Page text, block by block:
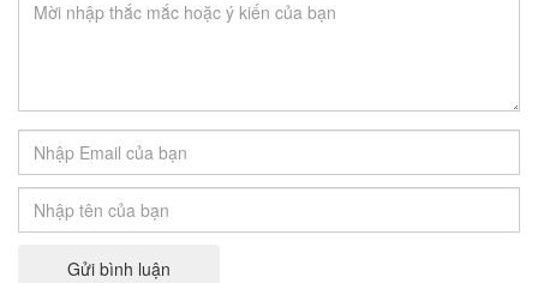
Phí Mới Toanh
Khóa học Capcut PC Quạ HD sẽ giúp bạn làm chủ
Gửi bình luận